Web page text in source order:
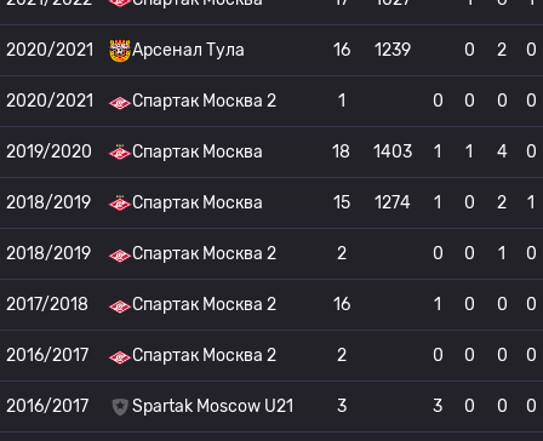
2020/2021 Арсенал Тула 16 1239 0 2 0
2020/2021 Спартак Москва 2 1 0 0 0 0
2019/2020 Спартак Москва 18 1403 1 1 4 0
2018/2019 Спартак Москва 15 1274 1 0 2 1
2018/2019 Спартак Москва 2 2 0 0 1 0
2017/2018 Спартак Москва 2 16 1 0 0 0
2016/2017 Спартак Москва 2 2 0 0 0 0
2016/2017 Spartak Moscow U21 3 3 0 0 0